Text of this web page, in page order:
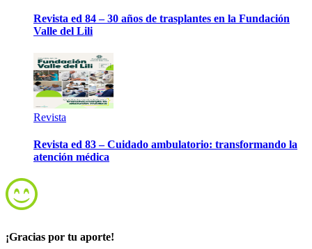
Revista ed 84 – 30 años de trasplantes en la Fundación
Valle del Lili
Revista
Revista ed 83 – Cuidado ambulatorio: transformando la
atención médica
¡Gracias por tu aporte!